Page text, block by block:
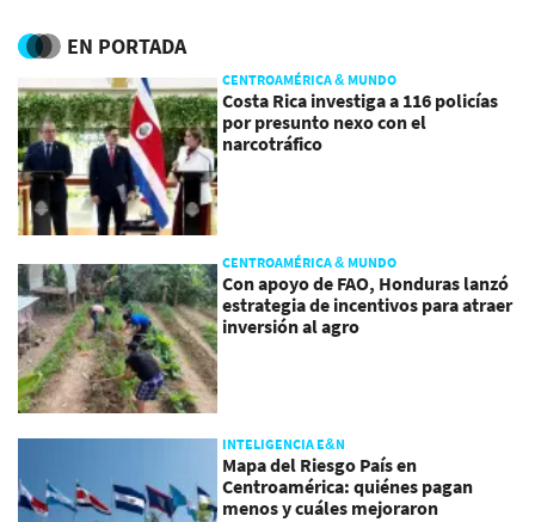
EN PORTADA
CENTROAMÉRICA & MUNDO
Costa Rica investiga a 116 policías
por presunto nexo con el
narcotráfico
CENTROAMÉRICA & MUNDO
Con apoyo de FAO, Honduras lanzó
estrategia de incentivos para atraer
inversión al agro
INTELIGENCIA E&N
Mapa del Riesgo País en
Centroamérica: quiénes pagan
menos y cuáles mejoraron